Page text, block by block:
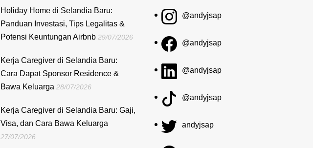
Holiday Home di Selandia Baru:
Panduan Investasi, Tips Legalitas &
Potensi Keuntungan Airbnb 29/07/2026
Kerja Caregiver di Selandia Baru:
Cara Dapat Sponsor Residence &
Bawa Keluarga 28/07/2026
Kerja Caregiver di Selandia Baru: Gaji,
Visa, dan Cara Bawa Keluarga
27/07/2026
@andyjsap
@andyjsap
@andyjsap
@andyjsap
andyjsap